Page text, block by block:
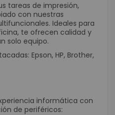
tareas de impresión,
con nuestras
Ideales para
te ofrecen calidad y
solo equipo.
Epson, HP, Brother,
informática con
de periféricos: